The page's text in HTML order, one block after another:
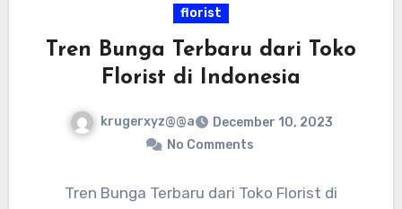
florist
Tren Bunga Terbaru dari Toko
Florist di Indonesia
krugerxyz@@a
December 10, 2023
No Comments
Tren Bunga Terbaru dari Toko Florist di